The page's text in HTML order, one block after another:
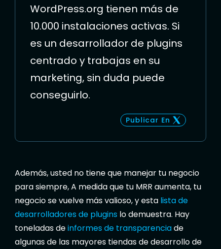
WordPress.org tienen más de
10.000 instalaciones activas. Si
es un desarrollador de plugins
centrado y trabajas en su
marketing, sin duda puede
conseguirlo.
Publicar En
Además, usted no tiene que manejar tu negocio
para siempre, A medida que tu MRR aumenta, tu
negocio se vuelve más valioso, y esta lista de
desarrolladores de plugins lo demuestra. Hay
toneladas deinformes de transparenciade
algunas de las mayores tiendas de desarrollo de